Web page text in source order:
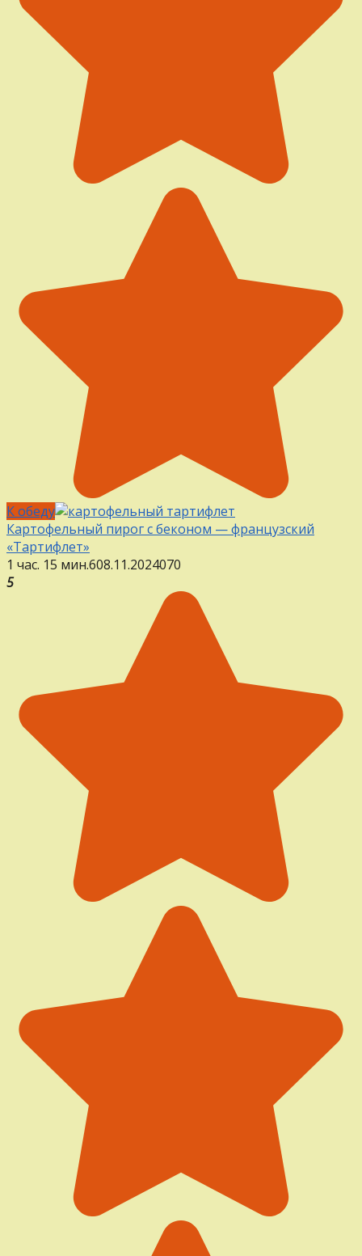
К обеду
Картофельный пирог с беконом — французский
«Тартифлет»
1 час. 15 мин.608.11.2024070
5